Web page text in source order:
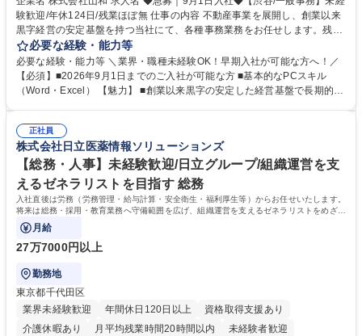
験歓迎/年休124日/残業ほぼ無 仕事の内容 不動産事業を展開し、創業以来
黒字経営の安定基盤を持つ当社にて、各種事務業務をお任せします。残業
がほぼ発生せず、連続した日程の有給取得が可能なため、WLBを整えたい
方にお勧めの環境です！ 入社後はOJTを通じて丁寧に研修を行いますの
で、事務未経験の方でも安心して臨むことができます。 【業務詳細】■電
話・来客対応 ■物件の鍵や社内の備品管理 ■データ入力や書類作成 ■契約
必要な経験・能力等
必要な経験・能力等 ＼業界・職種未経験OK！早期入社が可能な方へ！／
【必須】■2026年9月1日までのご入社が可能な方 ■基本的なPCスキル
（Word・Excel） 【魅力】 ■創業以来黒字の安定した経営基盤で長期的に
のOJTで業務を習得可能、未経験でもしっかりサポート 学歴・資格 学
歴：大学院 大学 高専 短大 語学力： 資格：
正社員
株式会社日立医薬情報ソリューションズ
【総務・人事】未経験歓迎/日立グループ/組織運営を支
えるゼネラリストを目指す 総務
入社直後は労務（労務管理・給与計算・安全衛生・福利厚生等）からお任せいたします。
将来は総務・採用・教育業務へ守備範囲を広げ、組織運営を支えるゼネラリストをめざせ
ます。
月給
27万7000円以上
勤務地
東京都千代田区
業界未経験歓迎
年間休日120日以上
資格取得支援あり
介護休暇あり
月平均残業時間20時間以内 未経験者歓迎